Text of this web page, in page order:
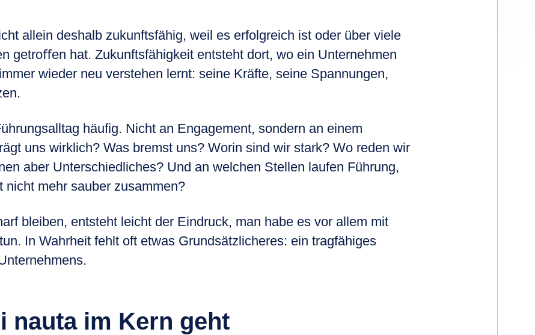
allein deshalb zukunftsfähig, weil es erfolgreich ist oder über viele
getroﬀen hat. Zukunftsfähigkeit entsteht dort, wo ein Unternehmen
wieder neu verstehen lernt: seine Kräfte, seine Spannungen,
häuﬁg. Nicht an Engagement, sondern an einem
uns wirklich? Was bremst uns? Worin sind wir stark? Wo reden wir
aber Unterschiedliches? Und an welchen Stellen laufen Führung,
nicht mehr sauber zusammen?
bleiben, entsteht leicht der Eindruck, man habe es vor allem mit
In Wahrheit fehlt oft etwas Grundsätzlicheres: ein tragfähiges
nauta im Kern geht